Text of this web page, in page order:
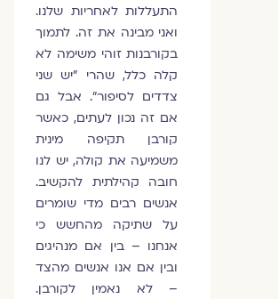
התעללות לאחריות שלנו.
ואני מבינה את זה. לתמוך
בקורבנות זוהי משימה לא
קלה כלל, שהרי "יש שני
צדדים לסיפור". אבל גם
אם זה נכון לעתים, כאשר
קורבן תקיפה מינית
משמיעה את קולה, יש לנו
חובה קהילתית להקשיב.
אנשים רבים מדי שומרים
על שתיקה מהחשש כי
אנחנו – בין אם מנהיגים
ובין אם אנו אנשים מהצד
– לא נאמין לקורבן.